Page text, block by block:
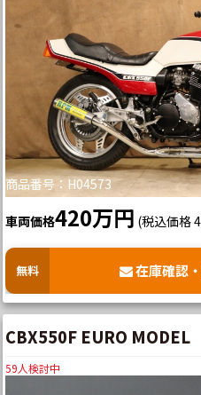
商品番号：H04573
車両価格420万円 (税込価格
無料 在庫確認
CBX550F EURO MODEL
59人検討中